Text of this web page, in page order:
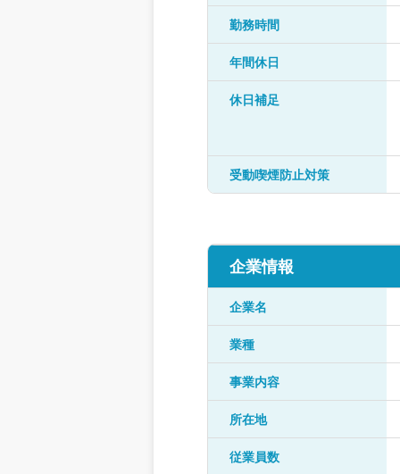
勤務時間
年間休日
休日補足
受動喫煙防止対策
企業情報
企業名
業種
事業内容
所在地
従業員数